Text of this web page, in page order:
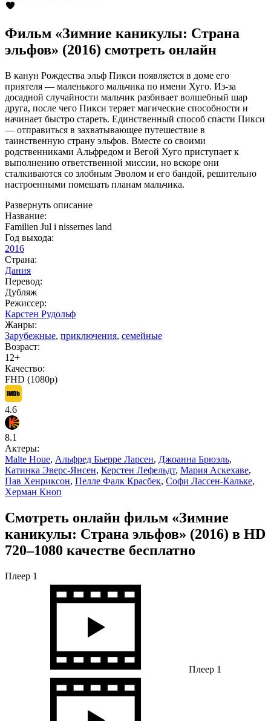
Фильм «Зимние каникулы: Страна
эльфов» (2016) смотреть онлайн
В канун Рождества эльф Пикси появляется в доме его
приятеля — маленького мальчика по имени Хуго. Из-за
досадной случайности мальчик разбивает волшебный шар
друга, после чего Пикси теряет магические способности и
начинает быстро стареть. Единственный способ спасти Пикси
— отправиться в захватывающее путешествие в
таинственную страну эльфов. Вместе со своими
родственниками Альфредом и Вегой Хуго приступает к
выполнению ответственной миссии, но вскоре они
сталкиваются со злобным Эволом и его бандой, решительно
настроенными помешать планам мальчика.
Развернуть описание
Название:
Familien Jul i nissernes land
Год выхода:
2016
Страна:
Дания
Перевод:
Дубляж
Режиссер:
Карстен Рудольф
Жанры:
Зарубежные, приключения, семейные
Возраст:
12+
Качество:
FHD (1080p)
4.6
8.1
Актеры:
Malte Houe, Альфред Бьерре Ларсен, Джоанна Брюэль,
Катинка Эверс-Янсен, Керстен Лефельдт, Мария Аскехаве,
Пав Хенриксон, Пелле Фалк Красбек, Софи Лассен-Кальке,
Херман Кноп
Смотреть онлайн фильм «Зимние
каникулы: Страна эльфов» (2016) в HD
720–1080 качестве бесплатно
Плеер 1
Плеер 1